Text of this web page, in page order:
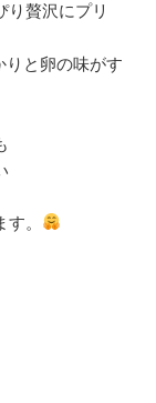
り贅沢にプリ
りと卵の味がす
。